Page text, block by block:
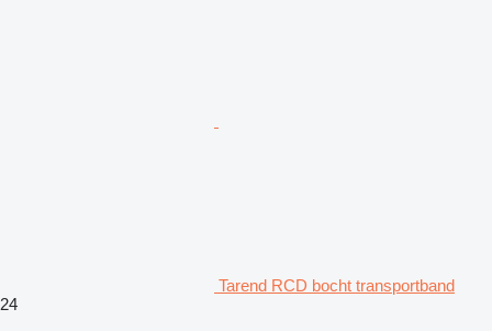
Tarend RCD bocht transportband
24